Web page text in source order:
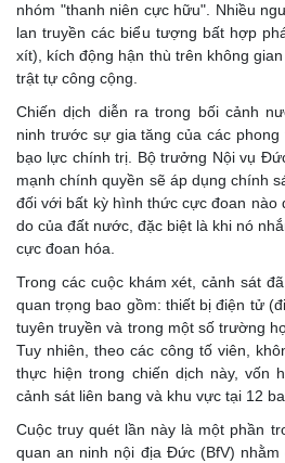
nhóm "thanh niên cực hữu". Nhiều
lan truyền các biểu tượng bất hợp
xít), kích động hận thù trên không
trật tự công cộng.
Chiến dịch diễn ra trong bối cảnh
ninh trước sự gia tăng của các
bạo lực chính trị. Bộ trưởng Nội vụ
mạnh chính quyền sẽ áp dụng chính
đối với bất kỳ hình thức cực đoan nào
do của đất nước, đặc biệt là khi nó
cực đoan hóa.
Trong các cuộc khám xét, cảnh sát
quan trọng bao gồm: thiết bị điện tử
tuyên truyền và trong một số trường
Tuy nhiên, theo các công tố viên,
thực hiện trong chiến dịch này, vốn
cảnh sát liên bang và khu vực tại 12
Cuộc truy quét lần này là một phần
quan an ninh nội địa Đức (BfV)